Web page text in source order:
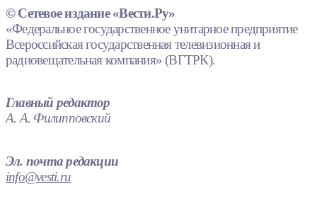
© Сетевое издание «Вести.Ру»
«Федеральное государственное унитарное предприятие
Всероссийская государственная телевизионная и
радиовещательная компания» (ВГТРК).
Главный редактор
А. А. Филипповский
Эл. почта редакции
info@vesti.ru